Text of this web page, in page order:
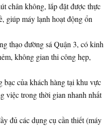
chân không, lắp đặt được thực
giúp máy lạnh hoạt động ổn
thạo đường sá Quận 3, có kinh
không gian thi công hẹp,
của khách hàng tại khu vực
việc trong thời gian nhanh nhất
đủ các dụng cụ cần thiết (máy